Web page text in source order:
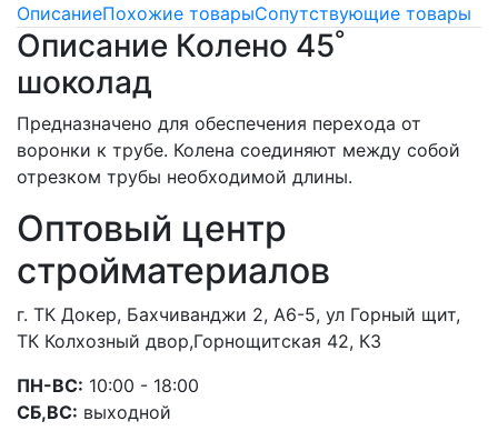
ОписаниеПохожие товарыСопутствующие товары
Описание Колено 45˚
шоколад
Предназначено для обеспечения перехода от
воронки к трубе. Колена соединяют между собой
отрезком трубы необходимой длины.
Оптовый центр
стройматериалов
г. ТК Докер, Бахчиванджи 2, А6-5, ул Горный щит,
ТК Колхозный двор,Горнощитская 42, К3
ПН-ВС: 10:00 - 18:00
СБ,ВС: выходной